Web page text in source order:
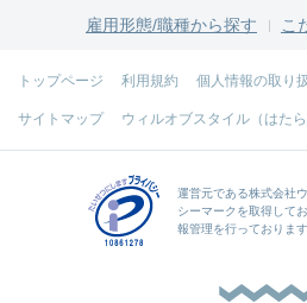
雇用形態/職種から探す
こ
トップページ 利用規約 個人情報の取り
サイトマップ ウィルオブスタイル（はた
運営元である株式会社
シーマークを取得して
報管理を行っております